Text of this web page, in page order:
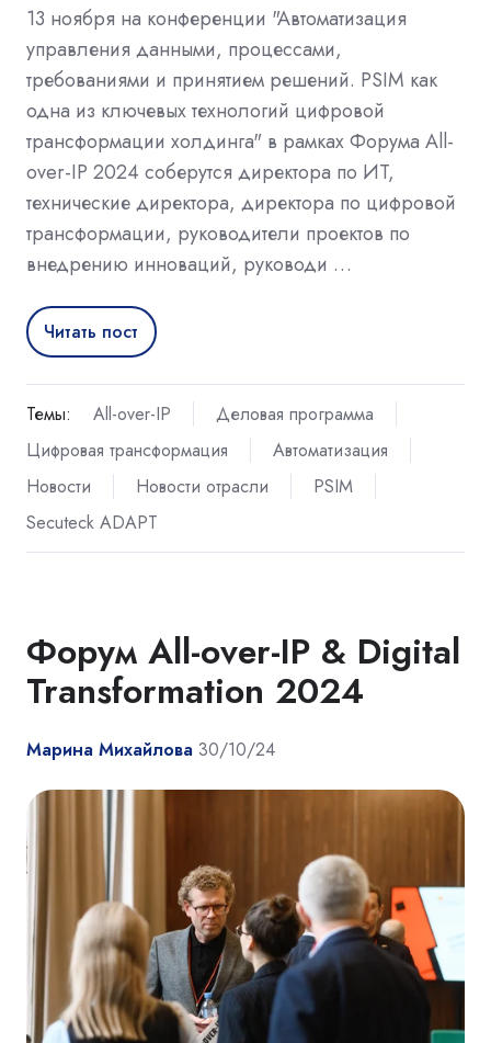
13 ноября на конференции "Автоматизация
управления данными, процессами,
требованиями и принятием решений. PSIM как
одна из ключевых технологий цифровой
трансформации холдинга" в рамках Форума All-
over-IP 2024 соберутся директора по ИТ,
технические директора, директора по цифровой
трансформации, руководители проектов по
внедрению инноваций, руководи …
Читать пост
Темы: All-over-IP
Деловая программа
Цифровая трансформация
Автоматизация
Новости
Новости отрасли
PSIM
Secuteck ADAPT
Форум All-over-IP & Digital
Transformation 2024
Марина Михайлова 30/10/24